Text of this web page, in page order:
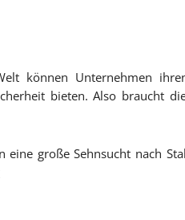
können Unternehmen
bieten. Also braucht
eine große Sehnsucht nach